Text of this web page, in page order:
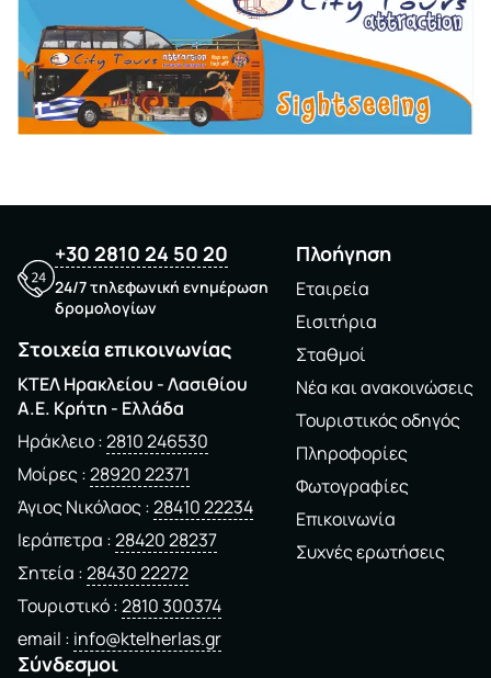
+30 2810 24 50 20
24/7 τηλεφωνική ενημέρωση
δρομολογίων
Στοιχεία επικοινωνίας
ΚΤΕΛ Ηρακλείου - Λασιθίου
A.E. Kρήτη - Ελλάδα
Ηράκλειο 2810 246530
Μοίρες 28920 22371
Άγιος Νικόλαος 28410 22234
Ιεράπετρα 28420 28237
Σητεία 28430 22272
Τουριστικό 2810 300374
email info@ktelherlas.gr
Πλοήγηση
Εταιρεία
Εισιτήρια
Σταθμοί
Νέα και ανακοινώσεις
Τουριστικός οδηγός
Πληροφορίες
Φωτογραφίες
Επικοινωνία
Συχνές ερωτήσεις
Σύνδεσμοι